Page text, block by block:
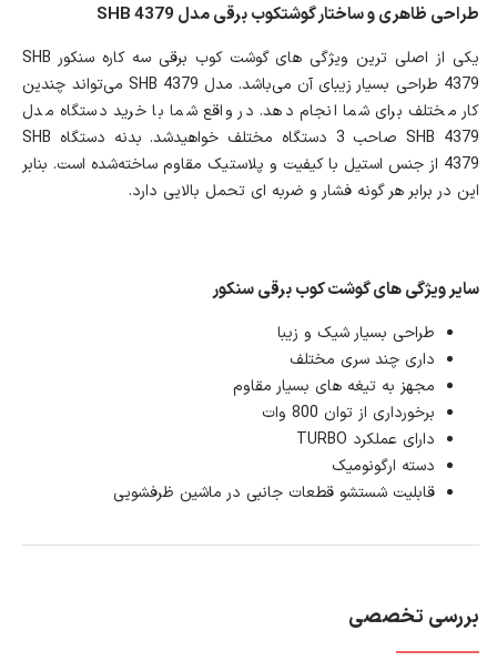
طراحی ظاهری و ساختار گوشتکوب برقی مدل SHB 4379
یکی از اصلی ترین ویژگی های گوشت کوب برقی سه کاره سنکور SHB
4379 طراحی بسیار زیبای آن می‌باشد. مدل SHB 4379 می‌تواند چندین
کار مختلف برای شما انجام دهد. در واقع شما با خرید دستگاه مدل
SHB 4379 صاحب 3 دستگاه مختلف خواهیدشد. بدنه دستگاه SHB
4379 از جنس استیل با کیفیت و پلاستیک مقاوم ساخته‌شده است. بنابر
این در برابر هر گونه فشار و ضربه ای تحمل بالایی دارد.
سایر ویژگی های گوشت کوب برقی سنکور
طراحی بسیار شیک و زیبا
داری چند سری مختلف
مجهز به تیغه های بسیار مقاوم
برخورداری از توان 800 وات
دارای عملکرد TURBO
دسته ارگونومیک
قابلیت شستشو قطعات جانبی در ماشین ظرفشویی
بررسی تخصصی